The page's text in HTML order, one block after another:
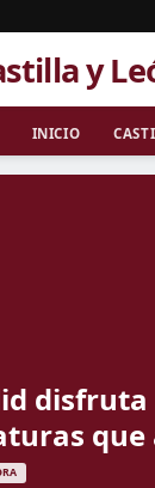
y
INICIO
disfruta
que